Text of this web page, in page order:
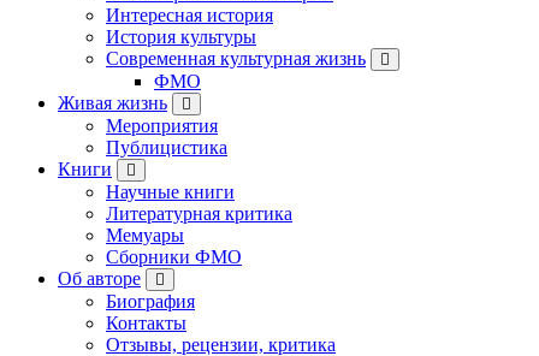
Интересная история
История культуры
Современная культурная жизнь
ФМО
Живая жизнь
Мероприятия
Публицистика
Книги
Научные книги
Литературная критика
Мемуары
Сборники ФМО
Об авторе
Биография
Контакты
Отзывы, рецензии, критика